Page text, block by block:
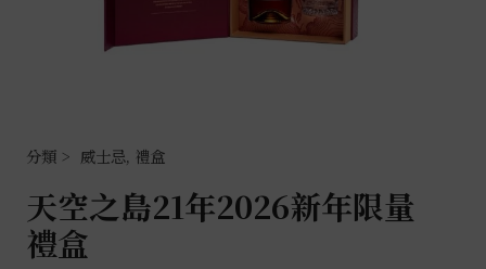
威士忌, 禮盒
天空之島21年2026新年限量
禮盒